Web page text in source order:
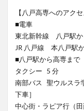
【八戸高専へのアクセ
■電車
東北新幹線 八戸駅か
JR 八戸線 本八戸駅
■八戸駅から高専まで
タクシー 5 分
南部バス 聖ウルスラ
下車］
中心街・ラピア行（